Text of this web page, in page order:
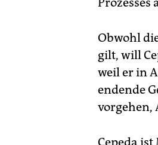
Obwohl
gilt, will
weil er in
endende
vorgehen,
Cepeda